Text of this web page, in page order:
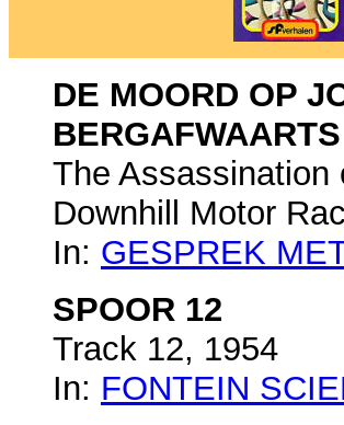
DE MOORD OP
The Assassination
Downhill Motor
In: GESPREK
SPOOR 12
Track 12, 1954
In: FONTEIN